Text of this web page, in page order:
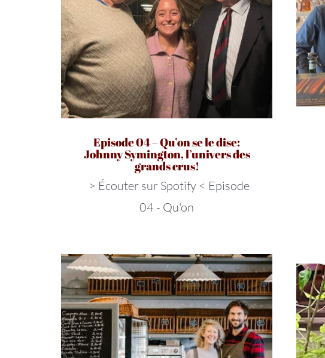
Episode 04 – Qu’on se le dise:
Johnny Symington, l’univers des
grands crus!
> Écouter sur Spotify < Episode
04 - Qu'on